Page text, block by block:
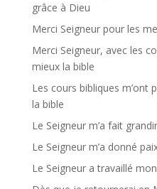
grâce à Dieu
Merci Seigneur pour les
Merci Seigneur, avec les
mieux la bible
Les cours bibliques m’ont
la bible
Le Seigneur m’a fait grandir
Le Seigneur m’a donné
Le Seigneur a travaillé